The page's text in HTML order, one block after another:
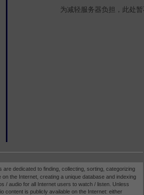
为减轻服务器负担，此处
are dedicated to finding, collecting, sorting, categorizing
on the Internet, creating a unique database and indexing
/ audio for all Internet users to watch / listen. Unless
content is publicly available on the Internet: either